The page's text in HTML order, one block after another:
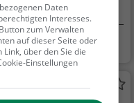
Café, Kaffee / Kuc
hen, Frühstück, Gebä
ks / Getränke
Daten
Interesses.
zum Verwalten
auf dieser Seite oder
über den Sie die
Einstellungen